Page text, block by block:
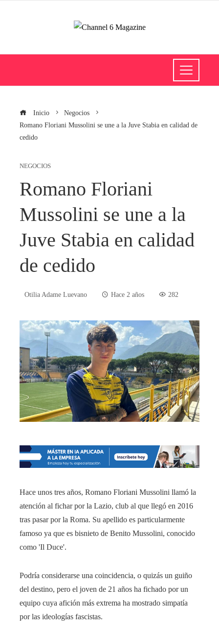
Inicio
Negocios
Romano Floriani Mussolini se une a la Juve Stabia en calidad de
cedido
NEGOCIOS
Romano Floriani
Mussolini se une a la
Juve Stabia en calidad
de cedido
Otilia Adame Luevano Hace 2 años 282
Hace unos tres años, Romano Floriani Mussolini llamó la
atención al fichar por la Lazio, club al que llegó en 2016
tras pasar por la Roma. Su apellido es particularmente
famoso ya que es bisnieto de Benito Mussolini, conocido
como 'Il Duce'.
Podría considerarse una coincidencia, o quizás un guiño
del destino, pero el joven de 21 años ha fichado por un
equipo cuya afición más extrema ha mostrado simpatía
por las ideologías fascistas.